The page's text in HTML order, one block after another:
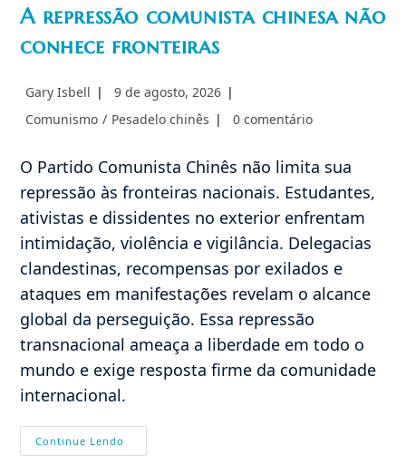
A repressão comunista chinesa não
conhece fronteiras
Autor
post:
Gary Isbell
Post
9 de agosto, 2026
Categoria
Comunismo / Pesadelo chinês
Comentários
0 comentário
O Partido Comunista Chinês não limita sua
repressão às fronteiras nacionais. Estudantes,
ativistas e dissidentes no exterior enfrentam
intimidação, violência e vigilância. Delegacias
clandestinas, recompensas por exilados e
ataques em manifestações revelam o alcance
global da perseguição. Essa repressão
transnacional ameaça a liberdade em todo o
mundo e exige resposta firme da comunidade
internacional.
Continue Lendo
Repressão